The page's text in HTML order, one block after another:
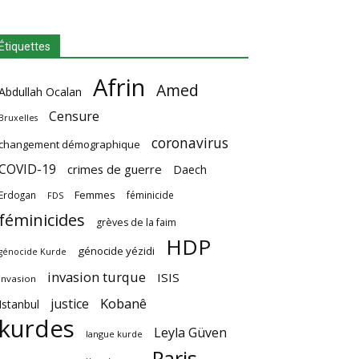
Ocalan Afrin Amed
Censure
démographique coronavirus
19 crimes de guerre Daech
FDS Femmes féminicide
grèves de la faim
Kurde génocide yézidi HDP
invasion turque ISIS
justice Kobanê
langue kurde Leyla Güven